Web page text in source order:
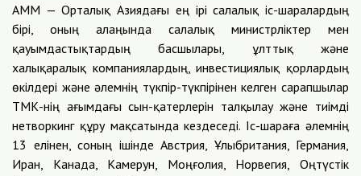
АММ — Орталық Азиядағы ең ірі салалық іс-шаралардың
бірі, оның алаңында салалық министрліктер мен
қауымдастықтардың басшылары, ұлттық және
халықаралық компаниялардың, инвестициялық қорлардың
өкілдері және әлемнің түкпір-түкпірінен келген сарапшылар
ТМК-нің ағымдағы сын-қатерлерін талқылау және тиімді
нетворкинг құру мақсатында кездеседі. Іс-шараға әлемнің
13 елінен, соның ішінде Австрия, Ұлыбритания, Германия,
Иран, Канада, Камерун, Моңғолия, Норвегия, Оңтүстік